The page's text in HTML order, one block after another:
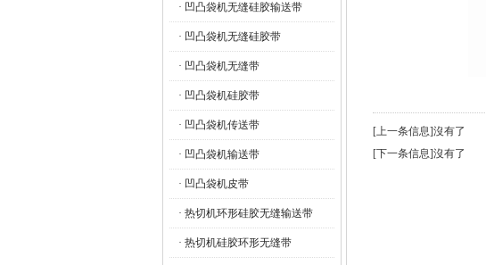
· 凹凸袋机无缝硅胶输送带
· 凹凸袋机无缝硅胶带
· 凹凸袋机无缝带
· 凹凸袋机硅胶带
· 凹凸袋机传送带
· 凹凸袋机输送带
· 凹凸袋机皮带
· 热切机环形硅胶无缝输送带
· 热切机硅胶环形无缝带
[上一条信息]沒有了
[下一条信息]沒有了